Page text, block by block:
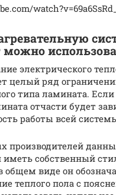
электрического
целый ряд
типа ламината.
отчасти будет
работы всей
производителей
собственный
общем виде он
теплого пола с